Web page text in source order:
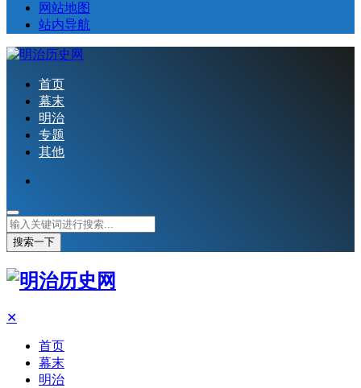
网站地图
站内导航
首页
幕末
明治
专题
其他
搜索一下
✕
首页
幕末
明治